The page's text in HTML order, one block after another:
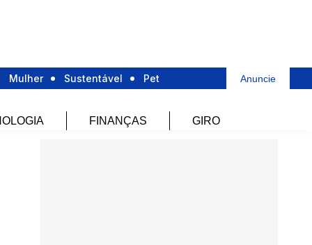
Mulher Sustentável Pet Anuncie
FINANÇAS GIRO